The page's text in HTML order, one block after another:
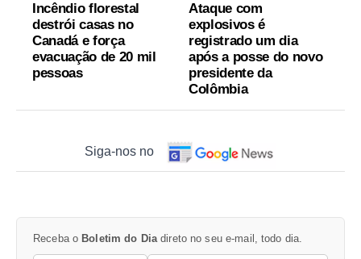
Incêndio florestal
destrói casas no
Canadá e força
evacuação de 20 mil
pessoas
Ataque com
explosivos é
registrado um dia
após a posse do novo
presidente da
Colômbia
Siga-nos no
Receba o Boletim do Diadireto no seu e-mail, todo dia.